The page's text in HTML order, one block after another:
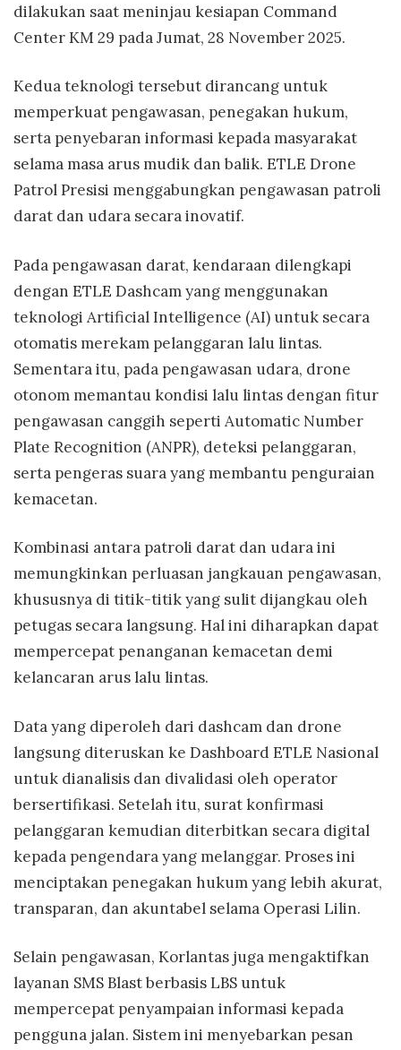
dilakukan saat meninjau kesiapan Command
Center KM 29 pada Jumat, 28 November 2025.
Kedua teknologi tersebut dirancang untuk
memperkuat pengawasan, penegakan hukum,
serta penyebaran informasi kepada masyarakat
selama masa arus mudik dan balik. ETLE Drone
Patrol Presisi menggabungkan pengawasan patroli
darat dan udara secara inovatif.
Pada pengawasan darat, kendaraan dilengkapi
dengan ETLE Dashcam yang menggunakan
teknologi Artificial Intelligence (AI) untuk secara
otomatis merekam pelanggaran lalu lintas.
Sementara itu, pada pengawasan udara, drone
otonom memantau kondisi lalu lintas dengan fitur
pengawasan canggih seperti Automatic Number
Plate Recognition (ANPR), deteksi pelanggaran,
serta pengeras suara yang membantu penguraian
kemacetan.
Kombinasi antara patroli darat dan udara ini
memungkinkan perluasan jangkauan pengawasan,
khususnya di titik-titik yang sulit dijangkau oleh
petugas secara langsung. Hal ini diharapkan dapat
mempercepat penanganan kemacetan demi
kelancaran arus lalu lintas.
Data yang diperoleh dari dashcam dan drone
langsung diteruskan ke Dashboard ETLE Nasional
untuk dianalisis dan divalidasi oleh operator
bersertifikasi. Setelah itu, surat konfirmasi
pelanggaran kemudian diterbitkan secara digital
kepada pengendara yang melanggar. Proses ini
menciptakan penegakan hukum yang lebih akurat,
transparan, dan akuntabel selama Operasi Lilin.
Selain pengawasan, Korlantas juga mengaktifkan
layanan SMS Blast berbasis LBS untuk
mempercepat penyampaian informasi kepada
pengguna jalan. Sistem ini menyebarkan pesan